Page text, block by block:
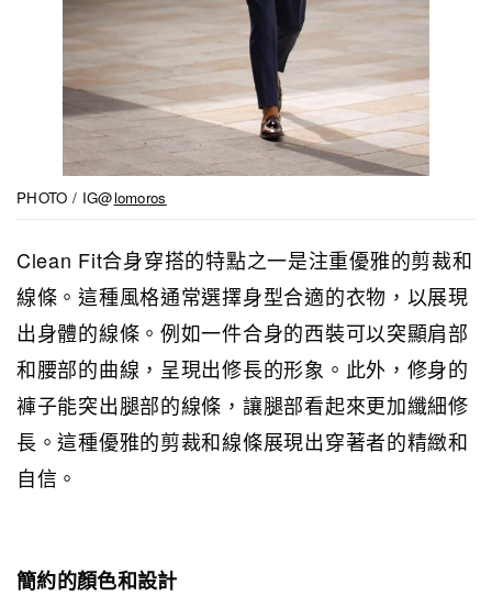
PHOTO / IG@lomoros
Clean Fit合身穿搭的特點之一是注重優雅的剪裁和
線條。這種風格通常選擇身型合適的衣物，以展現
出身體的線條。例如一件合身的西裝可以突顯肩部
和腰部的曲線，呈現出修長的形象。此外，修身的
褲子能突出腿部的線條，讓腿部看起來更加纖細修
長。這種優雅的剪裁和線條展現出穿著者的精緻和
自信。
簡約的顏色和設計